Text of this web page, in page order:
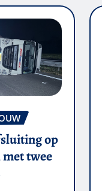
op
twee